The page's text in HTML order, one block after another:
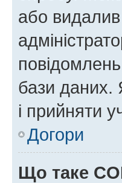
або
бази даних.
і прийняти
Догори
Що таке